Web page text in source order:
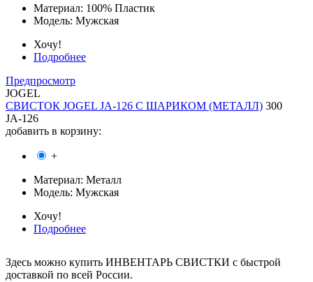
Материал: 100% Пластик
Модель: Мужская
Хочу!
Подробнее
Предпросмотр
JOGEL
СВИСТОК JOGEL JA-126 С ШАРИКОМ (МЕТАЛЛ) 300
JA-126
добавить в корзину:
+
Материал: Металл
Модель: Мужская
Хочу!
Подробнее
Здесь можно купить ИНВЕНТАРЬ СВИСТКИ с быстрой
доставкой по всей России.